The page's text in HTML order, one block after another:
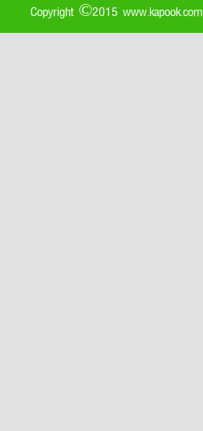
Copyright ©2015 www.kapook.com